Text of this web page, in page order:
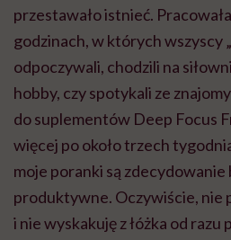
przestawało istnieć.
godzinach, w których wszyscy
odpoczywali, chodzili na
hobby, czy spotykali ze
do suplementów Deep Focus
więcej po około trzech
moje poranki są zdecydowanie
produktywne. Oczywiście, nie
i nie wyskakuję z łóżka od